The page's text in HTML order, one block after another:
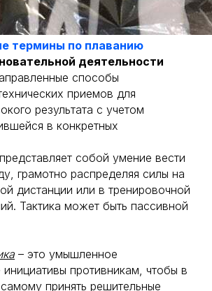
термины по плаванию
деятельности
способы
приемов для
результата с учетом
в конкретных
собой умение вести
грамотно распределяя силы на
дистанции или в тренировочной
Тактика может быть пассивной
– это умышленное
противникам, чтобы в
принять решительные